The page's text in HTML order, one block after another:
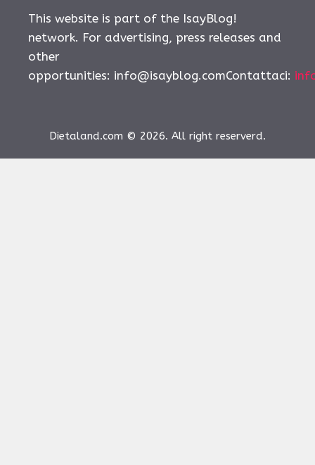
This website is part of the IsayBlog!
network. For advertising, press releases and
other
opportunities: info@isayblog.comContattaci:
Dietaland.com © 2026. All right reserverd.